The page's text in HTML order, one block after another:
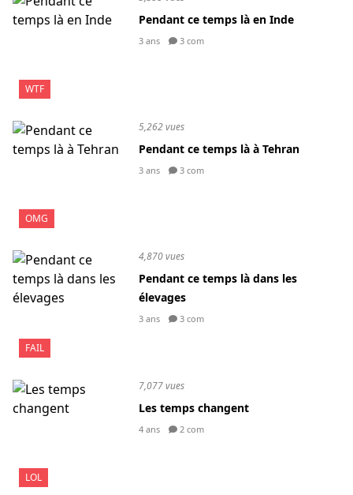
WTF
Pendant ce temps là en Inde
3 ans 3 com
OMG
5,262 vues
Pendant ce temps là à Tehran
3 ans 3 com
FAIL
4,870 vues
Pendant ce temps là dans les
élevages
3 ans 3 com
LOL
7,077 vues
Les temps changent
4 ans 2 com